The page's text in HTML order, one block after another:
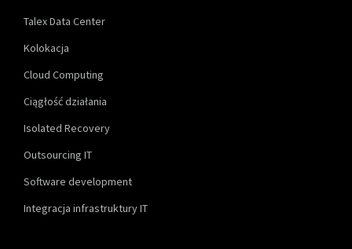
Talex Data Center
Kolokacja
Cloud Computing
Ciągłość działania
Isolated Recovery
Outsourcing IT
Software development
Integracja infrastruktury IT